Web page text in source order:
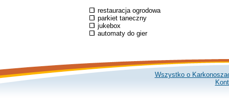
restauracja ogrodowa
parkiet taneczny
jukebox
automaty do gier
Wszystko o